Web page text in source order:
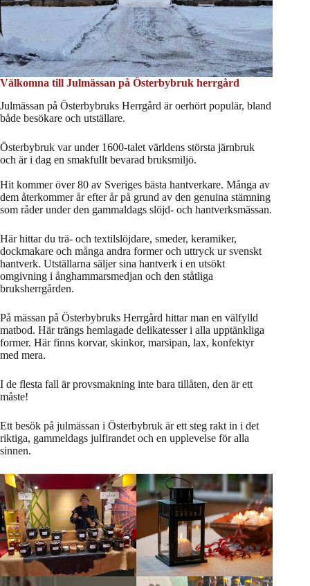
Välkomna till Julmässan på Österbybruk herrgård
Julmässan på Österbybruks Herrgård är oerhört populär, bland
både besökare och utställare.
Österbybruk var under 1600-talet världens största järnbruk
och är i dag en smakfullt bevarad bruksmiljö.
Hit kommer över 80 av Sveriges bästa hantverkare. Många av
dem återkommer år efter år på grund av den genuina stämning
som råder under den gammaldags slöjd- och hantverksmässan.
Här hittar du trä- och textilslöjdare, smeder, keramiker,
dockmakare och många andra former och uttryck ur svenskt
hantverk. Utställarna säljer sina hantverk i en utsökt
omgivning i ånghammarsmedjan och den ståtliga
bruksherrgården.
På mässan på Österbybruks Herrgård hittar man en välfylld
matbod. Här trängs hemlagade delikatesser i alla upptänkliga
former. Här finns korvar, skinkor, marsipan, lax, konfektyr
med mera.
I de flesta fall är provsmakning inte bara tillåten, den är ett
måste!
Ett besök på julmässan i Österbybruk är ett steg rakt in i det
riktiga, gammeldags julfirandet och en upplevelse för alla
sinnen.